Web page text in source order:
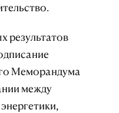
результатов
Меморандума
между